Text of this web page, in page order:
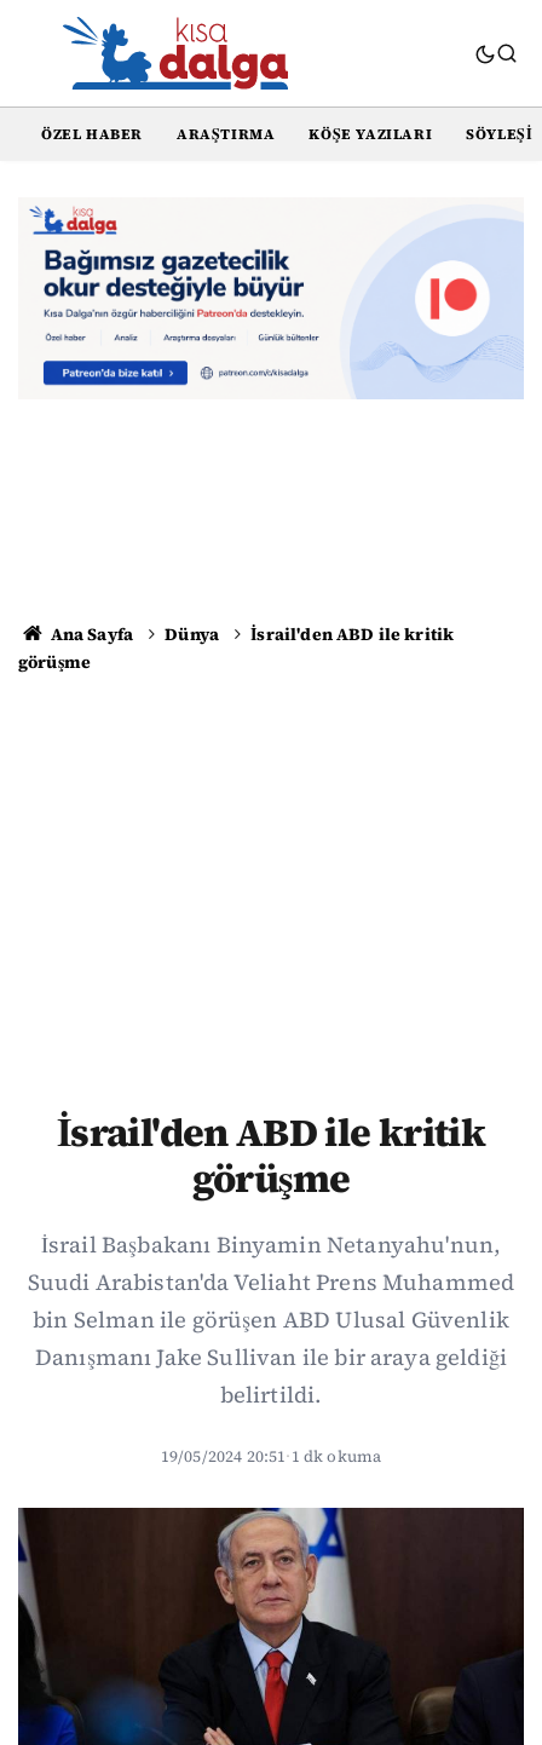
ÖZEL HABER ARAŞTIRMA KÖŞE YAZILARI SÖYLEŞI
Ana Sayfa Dünya
İsrail'den ABD ile kritik
görüşme
İsrail'den ABD ile kritik
görüşme
İsrail Başbakanı Binyamin Netanyahu'nun,
Suudi Arabistan'da Veliaht Prens Muhammed
bin Selman ile görüşen ABD Ulusal Güvenlik
Danışmanı Jake Sullivan ile bir araya geldiği
belirtildi.
19/05/2024 20:51·1 dk okuma